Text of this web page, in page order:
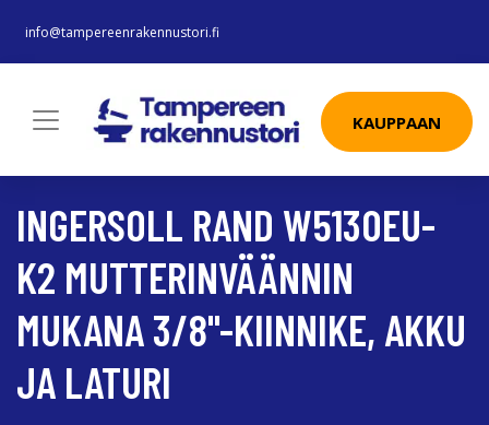
info@tampereenrakennustori.fi
KAUPPAAN
INGERSOLL RAND W5130EU-
K2 MUTTERINVÄÄNNIN
MUKANA 3/8"-KIINNIKE, AKKU
JA LATURI